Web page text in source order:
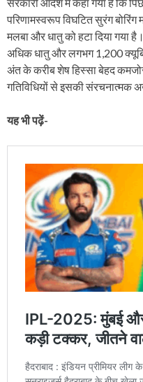
परिणामस्वरूप विघटित सुरंग
मलबा और धातु को हटा दिया गया
अधिक धातु और लगभग 1,200
अंत के करीब शेष हिस्सा बेहद
गतिविधियों से इसकी संरचनात्मक
यह भी पढ़ें-